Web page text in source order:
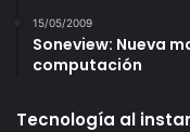
15/05/2009
Soneview: Nueva
computación
Tecnología al